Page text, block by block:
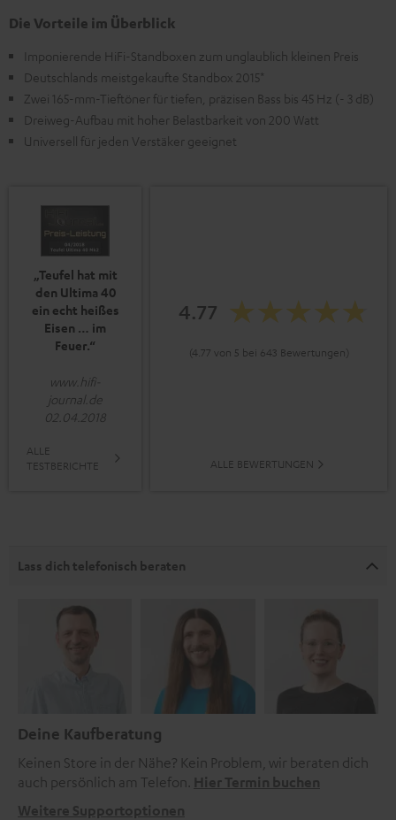
Die Vorteile im Überblick
Imponierende HiFi-Standboxen zum unglaublich kleinen Preis
Deutschlands meistgekaufte Standbox 2015*
Zwei 165-mm-Tieftöner für tiefen, präzisen Bass bis 45 Hz (- 3 dB)
Dreiweg-Aufbau mit hoher Belastbarkeit von 200 Watt
Universell für jeden Verstäker geeignet
„Teufel hat mit
den Ultima 40
ein echt heißes
Eisen … im
Feuer.“
www.hifi-
journal.de
02.04.2018
ALLE
TESTBERICHTE
4.77
(4.77 von 5 bei 643 Bewertungen)
ALLE BEWERTUNGEN
Lass dich telefonisch beraten
Deine Kaufberatung
Keinen Store in der Nähe? Kein Problem, wir beraten dich
auch persönlich am Telefon. Hier Termin buchen
Weitere Supportoptionen